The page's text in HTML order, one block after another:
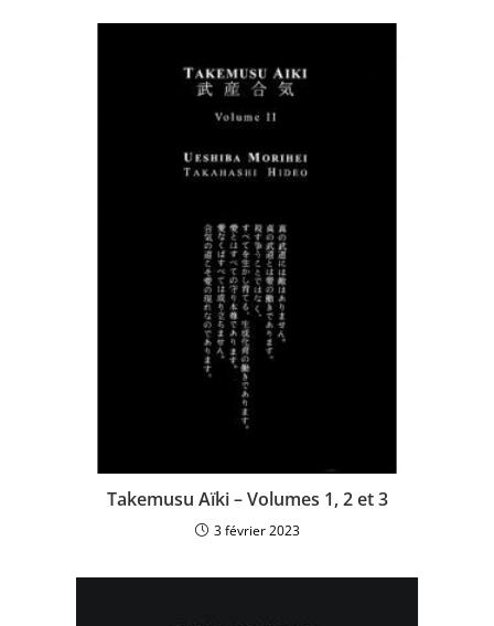
Takemusu Aïki – Volumes 1, 2 et 3
3 février 2023